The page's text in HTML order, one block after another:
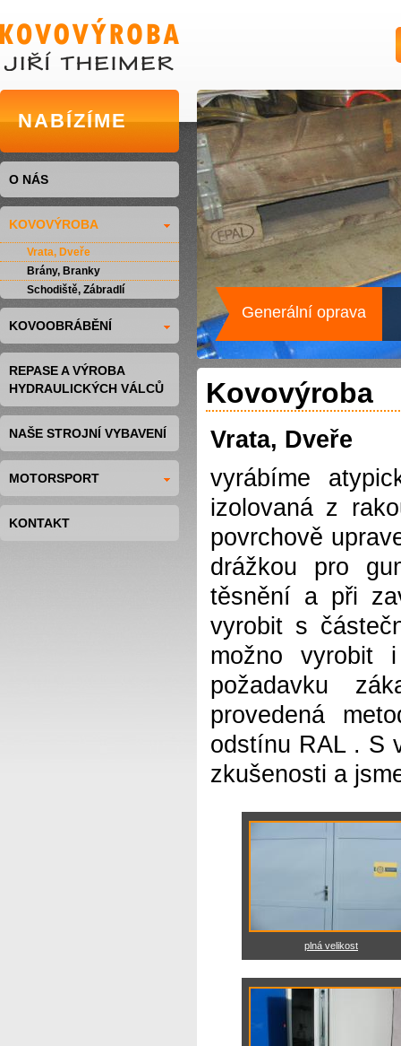
NABÍZÍME
O NÁS
KOVOVÝROBA
Vrata, Dveře
Brány, Branky
Schodiště, Zábradlí
KOVOOBRÁBĚNÍ
REPASE A VÝROBA
HYDRAULICKÝCH VÁLCŮ
NAŠE STROJNÍ VYBAVENÍ
MOTORSPORT
KONTAKT
Generální oprava
Kovovýroba
Vrata, Dveře
vyrábíme
izolovaná z
povrchově
drážkou pro
těsnění a při
vyrobit s
možno vyrobit
požadavku
provedená
odstínu RAL . S
zkušenosti a
plná velikost